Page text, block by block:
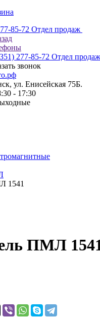
85-72 Отдел продаж
277-85-72 Отдел продаж
звонок
ул. Енисейская 75Б.
- 17:30
1541
ПМЛ